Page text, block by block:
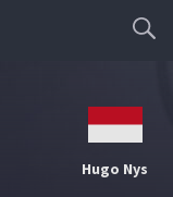
Hugo Nys